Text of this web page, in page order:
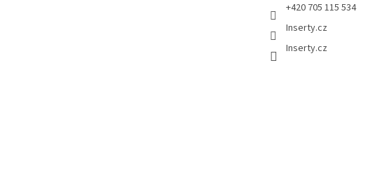
+420 705 115 534
Inserty.cz
Inserty.cz